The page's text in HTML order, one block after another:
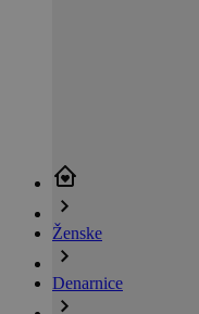
Ženske
Denarnice